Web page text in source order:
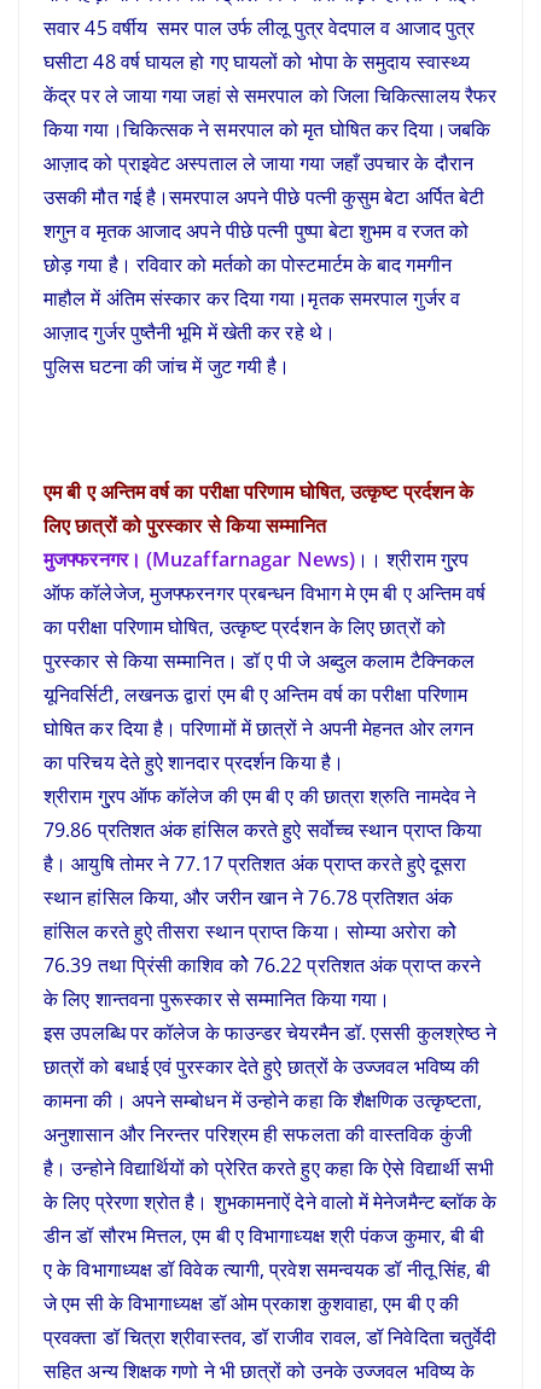
सवार 45 वर्षीय समर पाल उर्फ लीलू पुत्र वेदपाल व आजाद पुत्र
घसीटा 48 वर्ष घायल हो गए घायलों को भोपा के समुदाय स्वास्थ्य
केंद्र पर ले जाया गया जहां से समरपाल को जिला चिकित्सालय रैफर
किया गया।चिकित्सक ने समरपाल को मृत घोषित कर दिया।जबकि
आज़ाद को प्राइवेट अस्पताल ले जाया गया जहाँ उपचार के दौरान
उसकी मौत गई है।समरपाल अपने पीछे पत्नी कुसुम बेटा अर्पित बेटी
शगुन व मृतक आजाद अपने पीछे पत्नी पुष्पा बेटा शुभम व रजत को
छोड़ गया है। रविवार को मर्तको का पोस्टमार्टम के बाद गमगीन
माहौल में अंतिम संस्कार कर दिया गया।मृतक समरपाल गुर्जर व
आज़ाद गुर्जर पुष्तैनी भूमि में खेती कर रहे थे।
पुलिस घटना की जांच में जुट गयी है।
एम बी ए अन्तिम वर्ष का परीक्षा परिणाम घोषित, उत्कृष्ट प्रर्दशन के
लिए छात्रों को पुरस्कार से किया सम्मानित
मुजफ्फरनगर। (Muzaffarnagar News) ।। श्रीराम गु्रप
ऑफ कॉलेजेज, मुजफ्फरनगर प्रबन्धन विभाग मे एम बी ए अन्तिम वर्ष
का परीक्षा परिणाम घोषित, उत्कृष्ट प्रर्दशन के लिए छात्रों को
पुरस्कार से किया सम्मानित। डॉ ए पी जे अब्दुल कलाम टैक्निकल
यूनिवर्सिटी, लखनऊ द्वारां एम बी ए अन्तिम वर्ष का परीक्षा परिणाम
घोषित कर दिया है। परिणामों में छात्रों ने अपनी मेहनत ओर लगन
का परिचय देते हुऐ शानदार प्रदर्शन किया है।
श्रीराम गु्रप ऑफ कॉलेज की एम बी ए की छात्रा श्रुति नामदेव ने
79.86 प्रतिशत अंक हांसिल करते हुऐ सर्वाेच्च स्थान प्राप्त किया
है। आयुषि तोमर ने 77.17 प्रतिशत अंक प्राप्त करते हुऐ दूसरा
स्थान हांसिल किया, और जरीन खान ने 76.78 प्रतिशत अंक
हांसिल करते हुऐ तीसरा स्थान प्राप्त किया। सोम्या अरोरा कोे
76.39 तथा प्रिंसी काशिव कोे 76.22 प्रतिशत अंक प्राप्त करने
के लिए शान्तवना पुरूस्कार से सम्मानित किया गया।
इस उपलब्धि पर कॉलेज के फाउन्डर चेयरमैन डॉ. एससी कुलश्रेष्ठ ने
छात्रों को बधाई एवं पुरस्कार देते हुऐ छात्रों के उज्जवल भविष्य की
कामना की। अपने सम्बोधन में उन्होने कहा कि शैक्षणिक उत्कृष्टता,
अनुशासान और निरन्तर परिश्रम ही सफलता की वास्तविक कुंजी
है। उन्होने विद्यार्थियों को प्रेरित करते हुए कहा कि ऐसे विद्यार्थी सभी
के लिए प्रेरणा श्रोत है। शुभकामनाऐं देने वालो में मेनेजमैन्ट ब्लॉक के
डीन डॉ सौरभ मित्तल, एम बी ए विभागाध्यक्ष श्री पंकज कुमार, बी बी
ए के विभागाध्यक्ष डॉ विवेक त्यागी, प्रवेश समन्वयक डॉ नीतू सिंह, बी
जे एम सी के विभागाध्यक्ष डॉ ओम प्रकाश कुशवाहा, एम बी ए की
प्रवक्ता डॉ चित्रा श्रीवास्तव, डॉ राजीव रावल, डॉ निवेदिता चतुर्वेदी
सहित अन्य शिक्षक गणो ने भी छात्रों को उनके उज्जवल भविष्य के